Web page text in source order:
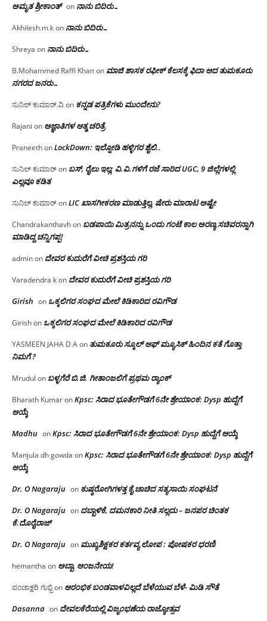
ಅಮೃತ ಶ್ರೀಕಾಂತ್ on ನಾನು ಬಿದಿರು…
Akhilesh.m.kon ನಾನು ಬಿದಿರು…
Shreya on ನಾನು ಬಿದಿರು…
B.Mohammed Raffi Khanon ಮಾಜಿ ಶಾಸಕ ರಫೀಕ್ ಕೆಲಸಕ್ಕೆ ಫಿದಾ ಆದ ತುಮಕೂರು
ನಗರದ ಜನರು…
ಸುನಿಲ್ ಕುಮಾರ್.ವಿon ಕನ್ನಡ ಪತ್ರಿಕೆಗಳು ಮುಂದೇನು?
Rajani on ಅಜ್ಞಾತಿಗಳ ಆತ್ಮ ಚರಿತ್ರೆ
PraneethonLockDown: ಇಲ್ನೋಡಿ ಹಳ್ಳಿಗರ ಶೈಲಿ..
ಸುನಿಲ್ ಕುಮಾರ್on ಬಸ್, ರೈಲು ಇಲ್ಲ; ವಿ.ವಿ.ಗಳಿಗೆ ರಜೆ ಸಾರಿದ UGC, 9 ಜಿಲ್ಲೆಗಳಲ್ಲಿ
ಎಲ್ಲವೂ ಕಡಿತ
ಸುನಿಲ್ ಕುಮಾರ್onLIC ಖಾಸಗೀಕರಣ ಮಾಡುತ್ತಿಲ್ಲ, ಷೇರು ಮಾರಾಟ ಅಷ್ಟೇ
Chandrakanthavhon ಬಡಪಾಯಿ ಮಿತ್ರನನ್ನು ಒಂದು ಗಂಟೆ ಕಾಲ ಅರಣ್ಯ ಸಚಿವರನ್ನಾಗಿ
ಮಾಡಿದ್ದ ಚನ್ನಿಗಪ್ಪ!
adminon ದೇವರ ಕುದುರೆಗೆ ವೀಚಿ ಪ್ರಶಸ್ತಿಯ ಗರಿ
Varadendra kon ದೇವರ ಕುದುರೆಗೆ ವೀಚಿ ಪ್ರಶಸ್ತಿಯ ಗರಿ
Girish on ಒಕ್ಕಲಿಗರ ಸಂಘದ ಮೇಲೆ ಕಿಡಿಕಾರಿದ ರವಿಗೌಡ
Girishon ಒಕ್ಕಲಿಗರ ಸಂಘದ ಮೇಲೆ ಕಿಡಿಕಾರಿದ ರವಿಗೌಡ
YASMEEN JAHA D Aon ತುಮಕೂರು ಸ್ಕೂಲ್ ಆಫ್ ಮ್ಯೂಸಿಕ್ ಹಿಂದಿನ ಕತೆ ಗೊತ್ತಾ
ನಿಮಗೆ ?
Mrudul on ಬಳ್ಳಗೆರೆ ಬಿ.ಜಿ. ಗೀತಾಂಜಲಿಗೆ ಪ್ರಥಮ ರ‌್ಯಾಂಕ್
Bharath KumaronKpsc: ಸಿರಾದ ಭೂತೇಗೌಡಗೆ 6ನೇ ಶ್ರೇಯಾಂಕ: Dysp ಹುದ್ದೆಗೆ
ಆಯ್ಕೆ
Madhu onKpsc: ಸಿರಾದ ಭೂತೇಗೌಡಗೆ 6ನೇ ಶ್ರೇಯಾಂಕ: Dysp ಹುದ್ದೆಗೆ ಆಯ್ಕೆ
Manjula dh gowda onKpsc: ಸಿರಾದ ಭೂತೇಗೌಡಗೆ 6ನೇ ಶ್ರೇಯಾಂಕ: Dysp ಹುದ್ದೆಗೆ
ಆಯ್ಕೆ
Dr. O Nagaraju on ಕುಷ್ಠರೋಗಿಗಳತ್ತ ಕೈ ಚಾಚಿದ ಸತ್ಯಸಾಯಿ ಸಂಘಟನೆ
Dr. O Nagaraju on ದಬ್ಬಾಳಿಕೆ, ದಮನಕಾರಿ ನೀತಿ ಸಲ್ಲದು – ಜನಪರ ಚಿಂತಕ
ಕೆ.ದೊರೈರಾಜ್
Dr. O Nagaraju on ಮುಖ್ಯಶಿಕ್ಷಕರ ಕರ್ತವ್ಯ ಲೋಪ : ಪೋಷಕರ ಧರಣಿ
hemantha on ಅಬ್ಬಾ, ಆಂಜನೇಯ!
ಪಂಚಾಕ್ಷರಿ ಗುಬ್ಬಿon ಆರಂಭಿಕ ಬಂಡವಾಳವಿಲ್ಲದೆ ಬೆಳೆಯುವ ಬೆಳೆ- ಮಿಡಿ ಸೌತೆ
Dasanna on ದೇವಲಕೆರೆಯಲ್ಲಿ ವಿಜೃಂಭಣೆಯ ರಾಜ್ಯೋತ್ಸವ